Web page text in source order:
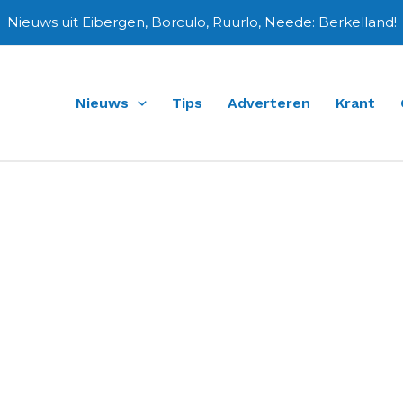
Nieuws uit Eibergen, Borculo, Ruurlo, Neede: Berkelland!
Nieuws Tips Adverteren Krant